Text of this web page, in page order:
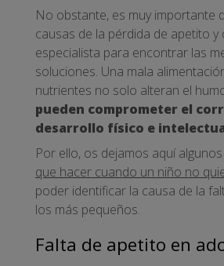
No obstante, es muy importante
causas de la pérdida de apetito y
especialista para encontrar las
soluciones. Una mala
nutrientes no solo alteran el
pueden comprometer el
desarrollo físico e
Por ello, os dejamos aquí
que hacer cuando un niño no
poder identificar la causa de la
los más pequeños.
Falta de apetito en